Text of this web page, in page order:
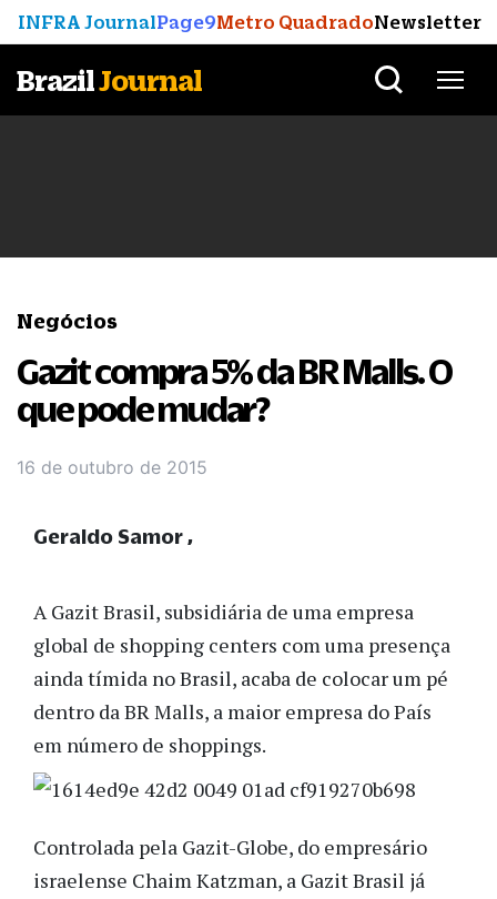
INFRA JournalPage9Metro QuadradoNewsletter
BrazilJournal
Negócios
Gazit compra 5% da BR Malls. O
que pode mudar?
16 de outubro de 2015
A Gazit Brasil, subsidiária de uma empresa
global de shopping centers com uma presença
ainda tímida no Brasil, acaba de colocar um pé
dentro da BR Malls, a maior empresa do País
em número de shoppings.
Controlada pela Gazit-Globe, do empresário
israelense Chaim Katzman, a Gazit Brasil já
Geraldo Samor